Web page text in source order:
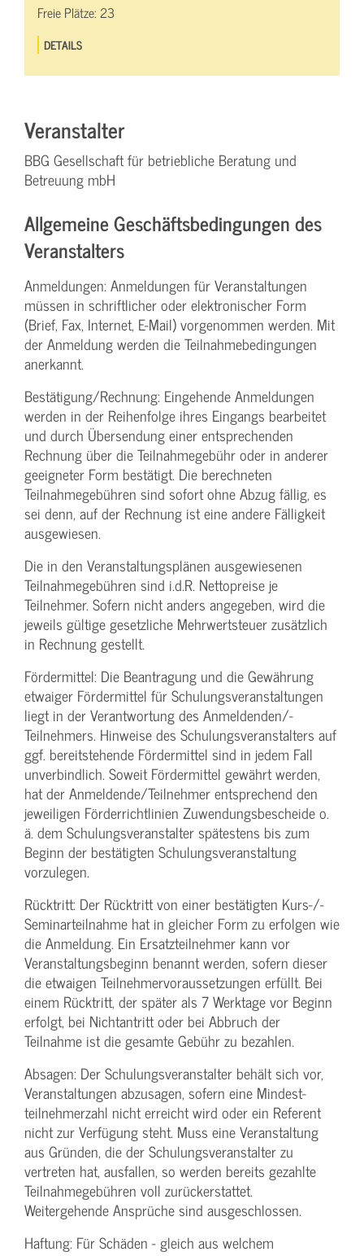
Freie Plätze:23
DETAILS
Veranstalter
BBG Gesellschaft für betriebliche Beratung und
Betreuung mbH
Allgemeine Geschäftsbedingungen des
Veranstalters
Anmeldungen: Anmeldungen für Veranstaltungen
müssen in schriftlicher oder elektronischer Form
(Brief, Fax, Internet, E-Mail) vorgenommen werden. Mit
der Anmeldung werden die Teilnahme­bedingungen
anerkannt.
Bestätigung­/Rechnung: Eingehende Anmeldungen
werden in der Reihenfolge ihres Eingangs bearbeitet
und durch Übersendung einer entsprechenden
Rechnung über die Teilnahmegebühr oder in anderer
geeigneter Form bestätigt. Die berechneten
Teilnahmegebühren sind sofort ohne Abzug fällig, es
sei denn, auf der Rechnung ist eine andere Fälligkeit
ausgewiesen.
Die in den Veranstaltungsplänen ausgewiesenen
Teilnahmegebühren sind i.d.R. Nettopreise je
Teilnehmer. Sofern nicht anders angegeben, wird die
jeweils gültige gesetzliche Mehrwertsteuer zusätzlich
in Rechnung gestellt.
Fördermittel: Die Beantragung und die Gewährung
etwaiger Fördermittel für Schulungs­veranstaltungen
liegt in der Verantwortung des Anmeldenden/­
Teilnehmers. Hinweise des Schulungs­veranstalters auf
ggf. bereitstehende Fördermittel sind in jedem Fall
unverbindlich. Soweit Fördermittel gewährt werden,
hat der Anmeldende/­Teilnehmer entsprechend den
jeweiligen Förderrichtlinien Zuwendungs­bescheide o.
ä. dem Schulungs­veranstalter spätestens bis zum
Beginn der bestätigten Schulungs­veranstaltung
vorzulegen.
Rücktritt: Der Rücktritt von einer bestätigten Kurs-/­
Seminarteilnahme hat in gleicher Form zu erfolgen wie
die Anmeldung. Ein Ersatzteilnehmer kann vor
Veranstaltungs­beginn benannt werden, sofern dieser
die etwaigen Teilnehmer­voraussetzungen erfüllt. Bei
einem Rücktritt, der später als 7 Werktage vor Beginn
erfolgt, bei Nichtantritt oder bei Abbruch der
Teilnahme ist die gesamte Gebühr zu bezahlen.
Absagen: Der Schulungs­veranstalter behält sich vor,
Veranstaltungen abzusagen, sofern eine Mindest­
teilnehmerzahl nicht erreicht wird oder ein Referent
nicht zur Verfügung steht. Muss eine Veranstaltung
aus Gründen, die der Schulungs­veranstalter zu
vertreten hat, ausfallen, so werden bereits gezahlte
Teilnahme­gebühren voll zurückerstattet.
Weitergehende Ansprüche sind ausgeschlossen.
Haftung: Für Schäden - gleich aus welchem